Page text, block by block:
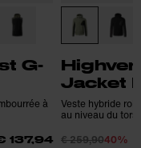
G-
à
137,94
Jacket
Veste hybride
au niveau du
€ 259,9040%